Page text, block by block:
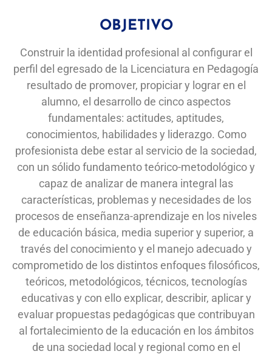
OBJETIVO
Construir la identidad profesional al configurar el
perfil del egresado de la Licenciatura en Pedagogía
resultado de promover, propiciar y lograr en el
alumno, el desarrollo de cinco aspectos
fundamentales: actitudes, aptitudes,
conocimientos, habilidades y liderazgo. Como
profesionista debe estar al servicio de la sociedad,
con un sólido fundamento teórico-metodológico y
capaz de analizar de manera integral las
características, problemas y necesidades de los
procesos de enseñanza-aprendizaje en los niveles
de educación básica, media superior y superior, a
través del conocimiento y el manejo adecuado y
comprometido de los distintos enfoques filosóficos,
teóricos, metodológicos, técnicos, tecnologías
educativas y con ello explicar, describir, aplicar y
evaluar propuestas pedagógicas que contribuyan
al fortalecimiento de la educación en los ámbitos
de una sociedad local y regional como en el